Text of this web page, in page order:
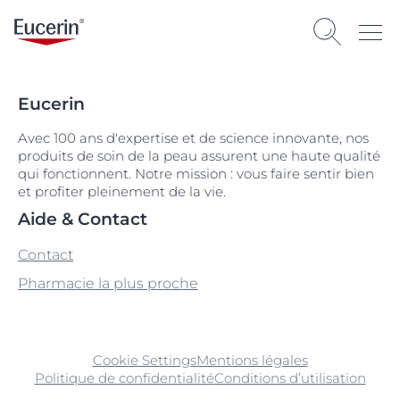
Eucerin
Avec 100 ans d'expertise et de science innovante, nos
produits de soin de la peau assurent une haute qualité
qui fonctionnent. Notre mission : vous faire sentir bien
et profiter pleinement de la vie.
Aide & Contact
Contact
Pharmacie la plus proche
Cookie SettingsMentions légales
Politique de confidentialitéConditions d’utilisation